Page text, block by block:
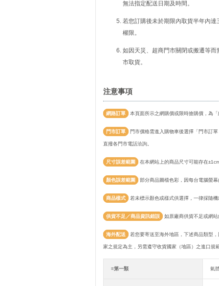
無法指定配送日期及時間。
若您訂購後未於期限內取貨半年內
權限。
如因天災、超商門市關閉或搬遷等
市取貨。
注意事項
網路訂單 本頁面所示之網購價或限時搶購價，為
門市訂單 門市價格需進入購物車後選擇「門市訂
直撥各門市電話洽詢。
尺寸誤差範圍 在本網站上的商品尺寸可能存在
顏色誤差範圍 部分商品圖檔色彩，因每台電腦螢
商品樣式 若未標示顏色或樣式供選擇，一律採隨
供貨不足／商品資訊錯誤 如原廠商供貨不足或網
海外配送 若您要寄送至海外地區，下述商品類型
家之規定為主，另需遵守收貨國家（地區）之進口規
≡第一類 氣